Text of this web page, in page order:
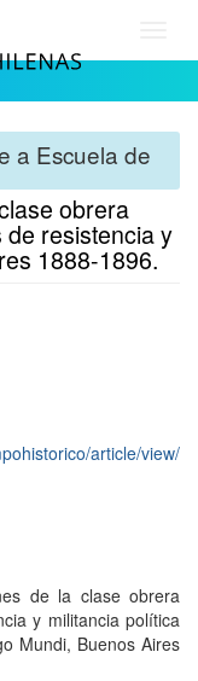
a Escuela de
obrera
resistencia y
1888-1896.
article/view/
de la clase obrera
y militancia política
Mundi, Buenos Aires